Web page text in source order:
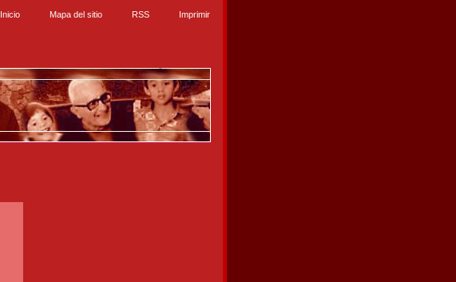
Inicio Mapa del sitio RSS Imprimir